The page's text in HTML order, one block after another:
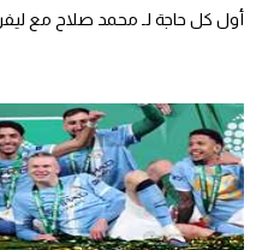
حكايات في الجول
كويز في الجول
فيديو في الجول
أول كل حاجة لـ محمد صلاح مع